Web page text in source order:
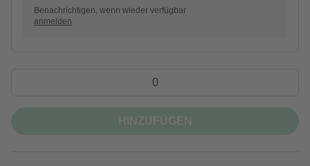
Benachrichtigen, wenn wieder verfügbar
anmelden